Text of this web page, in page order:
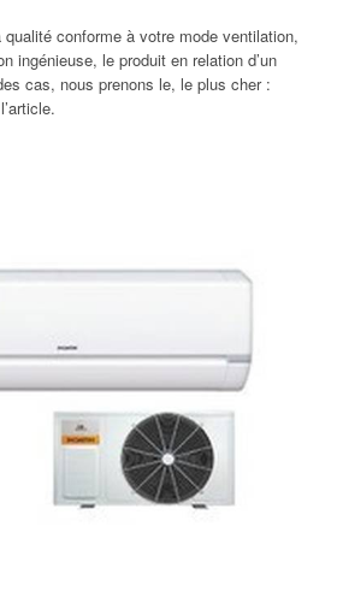
conforme à votre mode ventilation,
ingénieuse, le produit en relation d’un
cas, nous prenons le, le plus cher :